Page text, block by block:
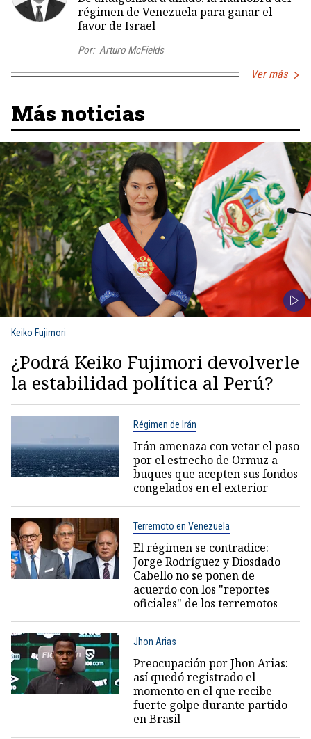
régimen de Venezuela para ganar el
favor de Israel
Por: Arturo McFields
Ver más
Más noticias
Keiko Fujimori
¿Podrá Keiko Fujimori devolverle
la estabilidad política al Perú?
Régimen de Irán
Irán amenaza con vetar el paso
por el estrecho de Ormuz a
buques que acepten sus fondos
congelados en el exterior
Terremoto en Venezuela
El régimen se contradice:
Jorge Rodríguez y Diosdado
Cabello no se ponen de
acuerdo con los "reportes
oficiales" de los terremotos
Jhon Arias
Preocupación por Jhon Arias:
así quedó registrado el
momento en el que recibe
fuerte golpe durante partido
en Brasil